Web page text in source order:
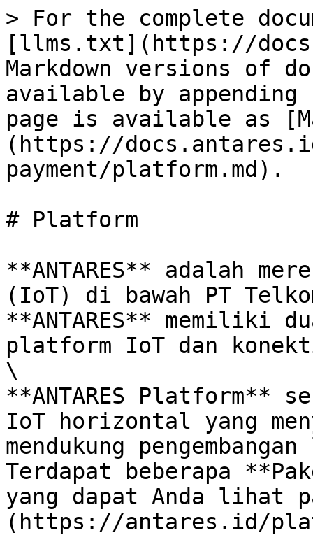
> For the complete
[llms.txt](https://
Markdown versions of
available by
page is available as
(https://
payment/platform.md).
# Platform
**ANTARES** adalah
(IoT) di bawah PT
**ANTARES** memiliki
platform IoT dan
\
**ANTARES Platform**
IoT horizontal yang
mendukung
Terdapat beberapa
yang dapat Anda lihat
(https://antares.id/